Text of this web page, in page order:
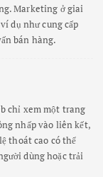
Marketing ở giai
dụ như cung cấp
bán hàng.
chỉ xem một trang
nhấp vào liên kết,
thoát cao có thể
dùng hoặc trải